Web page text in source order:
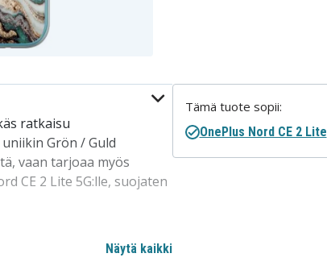
ratkaisu
Grön / Guld
vaan tarjoaa myös
CE 2 Lite 5G:lle, suojaten
asentaa tai poistaa
riskiä. Tämä on
Näytä kaikki
Tämä tuote sopii:
OnePlus Nord CE 2 Lite